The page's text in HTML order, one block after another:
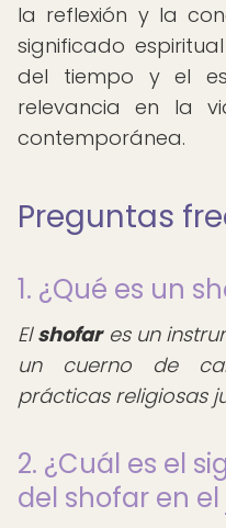
la reflexión y la
significado
del tiempo y el
relevancia en la
contemporánea.
Preguntas
1. ¿Qué es un
Elshofares un
un cuerno de
prácticas religiosas
2. ¿Cuál es el
del shofar en